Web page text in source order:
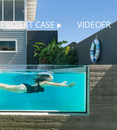
PROJEKT CASE VIDEOER